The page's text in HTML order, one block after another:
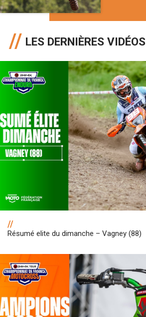
LES DERNIÈRES VIDÉOS
//
Résumé elite du dimanche – Vagney (88)